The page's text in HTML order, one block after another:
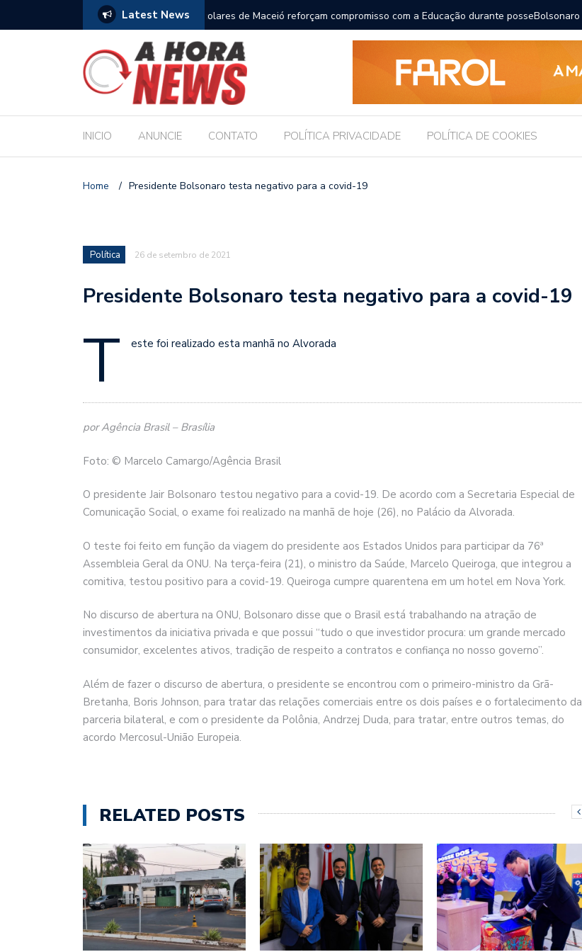
Latest News
com a Educação durante posse Bolsonaro pede ao STF para receber os filhos no Dia dos Pais
INICIO ANUNCIE CONTATO POLÍTICA PRIVACIDADE POLÍTICA DE COOKIES
Home / Presidente Bolsonaro testa negativo para a covid-19
Política 26 de setembro de 2021
Presidente Bolsonaro testa negativo para a covid-19
T este foi realizado esta manhã no Alvorada
por Agência Brasil – Brasília
Foto: © Marcelo Camargo/Agência Brasil
O presidente Jair Bolsonaro testou negativo para a covid-19. De acordo com a Secretaria Especial de
Comunicação Social, o exame foi realizado na manhã de hoje (26), no Palácio da Alvorada.
O teste foi feito em função da viagem do presidente aos Estados Unidos para participar da 76ª
Assembleia Geral da ONU. Na terça-feira (21), o ministro da Saúde, Marcelo Queiroga, que integrou a
comitiva, testou positivo para a covid-19. Queiroga cumpre quarentena em um hotel em Nova York.
No discurso de abertura na ONU, Bolsonaro disse que o Brasil está trabalhando na atração de
investimentos da iniciativa privada e que possui “tudo o que investidor procura: um grande mercado
consumidor, excelentes ativos, tradição de respeito a contratos e confiança no nosso governo”.
Além de fazer o discurso de abertura, o presidente se encontrou com o primeiro-ministro da Grã-
Bretanha, Boris Johnson, para tratar das relações comerciais entre os dois países e o fortalecimento da
parceria bilateral, e com o presidente da Polônia, Andrzej Duda, para tratar, entre outros temas, do
acordo Mercosul-União Europeia.
RELATED POSTS